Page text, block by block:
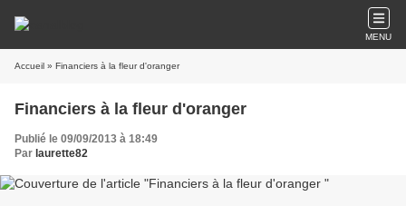
MENU
Accueil » Financiers à la fleur d'oranger
Financiers à la fleur d'oranger
Publié le 09/09/2013 à 18:49
Par laurette82